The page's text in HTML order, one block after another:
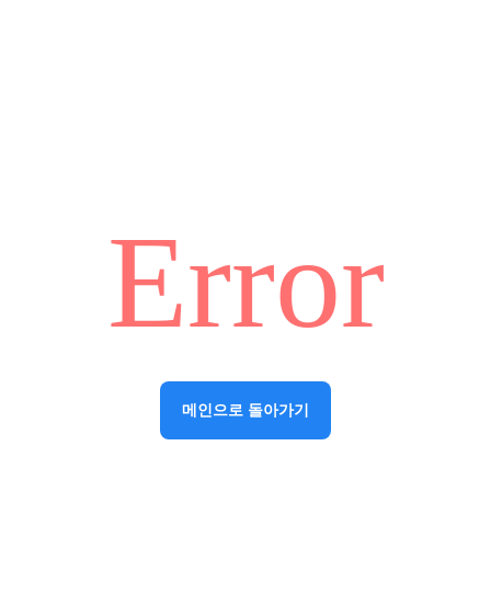
Error
메인으로 돌아가기